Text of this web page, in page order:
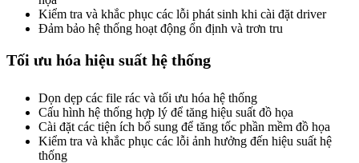
Kiểm tra và khắc phục các lỗi phát sinh khi cài đặt driver
Đảm bảo hệ thống hoạt động ổn định và trơn tru
Tối ưu hóa hiệu suất hệ thống
Dọn dẹp các file rác và tối ưu hóa hệ thống
Cấu hình hệ thống hợp lý để tăng hiệu suất đồ họa
Cài đặt các tiện ích bổ sung để tăng tốc phần mềm đồ họa
Kiểm tra và khắc phục các lỗi ảnh hưởng đến hiệu suất hệ
thống